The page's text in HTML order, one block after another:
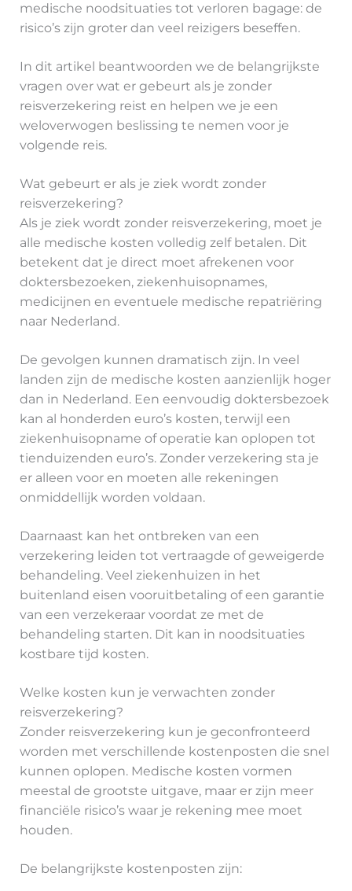
medische noodsituaties tot verloren bagage: de
risico’s zijn groter dan veel reizigers beseffen.
In dit artikel beantwoorden we de belangrijkste
vragen over wat er gebeurt als je zonder
reisverzekering reist en helpen we je een
weloverwogen beslissing te nemen voor je
volgende reis.
Wat gebeurt er als je ziek wordt zonder
reisverzekering?
Als je ziek wordt zonder reisverzekering, moet je
alle medische kosten volledig zelf betalen. Dit
betekent dat je direct moet afrekenen voor
doktersbezoeken, ziekenhuisopnames,
medicijnen en eventuele medische repatriëring
naar Nederland.
De gevolgen kunnen dramatisch zijn. In veel
landen zijn de medische kosten aanzienlijk hoger
dan in Nederland. Een eenvoudig doktersbezoek
kan al honderden euro’s kosten, terwijl een
ziekenhuisopname of operatie kan oplopen tot
tienduizenden euro’s. Zonder verzekering sta je
er alleen voor en moeten alle rekeningen
onmiddellijk worden voldaan.
Daarnaast kan het ontbreken van een
verzekering leiden tot vertraagde of geweigerde
behandeling. Veel ziekenhuizen in het
buitenland eisen vooruitbetaling of een garantie
van een verzekeraar voordat ze met de
behandeling starten. Dit kan in noodsituaties
kostbare tijd kosten.
Welke kosten kun je verwachten zonder
reisverzekering?
Zonder reisverzekering kun je geconfronteerd
worden met verschillende kostenposten die snel
kunnen oplopen. Medische kosten vormen
meestal de grootste uitgave, maar er zijn meer
financiële risico’s waar je rekening mee moet
houden.
De belangrijkste kostenposten zijn: